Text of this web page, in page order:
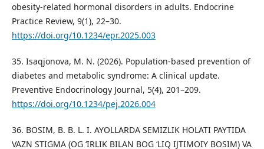
obesity-related hormonal disorders in adults. Endocrine
Practice Review, 9(1), 22–30.
https://doi.org/10.1234/epr.2025.003
35. Isaqjonova, M. N. (2026). Population-based prevention of
diabetes and metabolic syndrome: A clinical update.
Preventive Endocrinology Journal, 5(4), 201–209.
https://doi.org/10.1234/pej.2026.004
36. BOSIM, B. B. L. I. AYOLLARDA SEMIZLIK HOLATI PAYTIDA
VAZN STIGMA (OG ‘IRLIK BILAN BOG ‘LIQ IJTIMOIY BOSIM) VA